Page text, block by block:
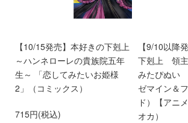
【10/15発売】本好きの下剋上
～ハンネローレの貴族院五年
生～ 「恋してみたいお姫様
2」（コミックス）
715円(税込)
【9/10以降
下剋上 領
みたぴぬい
ゼマイン＆
ド）【アニ
オカ）